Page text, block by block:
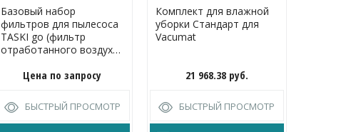
Базовый набор
фильтров для пылесоса
TASKI go (фильтр
отработанного воздуха,
мотора)Цена по запросу
БЫСТРЫЙ ПРОСМОТР
Комплект для влажной
уборки Стандарт для
Vacumat
21 968.38 руб.
БЫСТРЫЙ ПРОСМОТР